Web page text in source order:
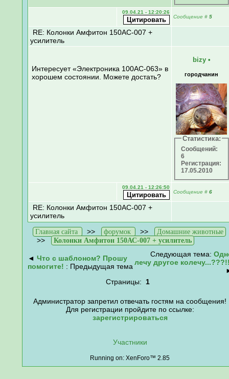
09.04.21 - 12:20:26
Сообщение # 5
RE: Колонки Амфитон 150АС-007 +
усилитель
Интересует «Электроника 100АС-063» в
хорошем состоянии. Можете достать?
bizy •
городчанин
Статистика:
Сообщений:
6
Регистрация:
17.05.2010
09.04.21 - 12:26:50
Сообщение # 6
RE: Колонки Амфитон 150АС-007 +
усилитель
Главная сайта >> форумок >> Домашние животные
>> Колонки Амфитон 150АС-007 + усилитель
◄ Что с шаблоном? Прошу
помогите! : Предыдущая тема
Следующая тема:
лечу другое
Страницы: 1
Администратор запретил отвечать гостям на сообщения!
Для регистрации пройдите по ссылке:
зарегистрироваться
Участники
Running on: XenForo™ 2.85